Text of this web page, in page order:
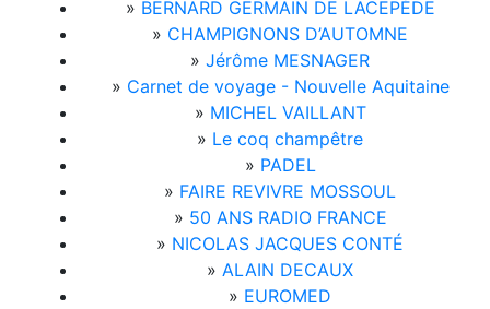
» BERNARD GERMAIN DE LACEPÈDE
» CHAMPIGNONS D’AUTOMNE
» Jérôme MESNAGER
» Carnet de voyage - Nouvelle Aquitaine
» MICHEL VAILLANT
» Le coq champêtre
» PADEL
» FAIRE REVIVRE MOSSOUL
» 50 ANS RADIO FRANCE
» NICOLAS JACQUES CONTÉ
» ALAIN DECAUX
» EUROMED